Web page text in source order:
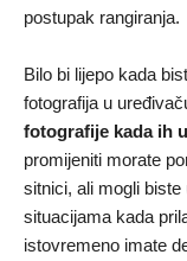
postupak rangiranja.
Bilo bi lijepo kada
fotografija u
fotografije kada ih
promijeniti morate
sitnici, ali mogli biste
situacijama kada
istovremeno imate